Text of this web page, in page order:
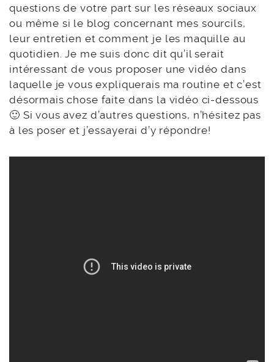
questions de votre part sur les réseaux sociaux
ou même si le blog concernant mes sourcils,
leur entretien et comment je les maquille au
quotidien. Je me suis donc dit qu’il serait
intéressant de vous proposer une vidéo dans
laquelle je vous expliquerais ma routine et c’est
désormais chose faite dans la vidéo ci-dessous
🙂 Si vous avez d’autres questions, n’hésitez pas
à les poser et j’essayerai d’y répondre!